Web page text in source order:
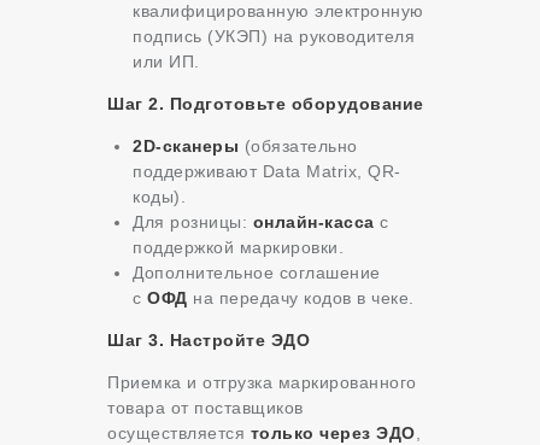
квалифицированную электронную
подпись (УКЭП) на руководителя
или ИП.
Шаг 2. Подготовьте оборудование
2D-сканеры (обязательно
поддерживают Data Matrix, QR-
коды).
Для розницы: онлайн-касса с
поддержкой маркировки.
Дополнительное соглашение
с ОФД на передачу кодов в чеке.
Шаг 3. Настройте ЭДО
Приемка и отгрузка маркированного
товара от поставщиков
осуществляется только через ЭДО